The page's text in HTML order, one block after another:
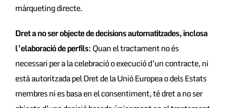
màrqueting directe.
Dret a no ser objecte de decisions automatitzades, inclosa
l’elaboració de perfils: Quan el tractament no és
necessari per a la celebració o execució d’un contracte, ni
està autoritzada pel Dret de la Unió Europea o dels Estats
membres ni es basa en el consentiment, té dret a no ser